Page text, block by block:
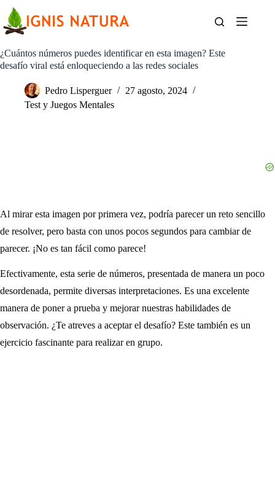
contenido
¿Cuántos números puedes identificar en esta imagen? Este
desafío viral está enloqueciendo a las redes sociales
Pedro Lisperguer
27 agosto, 2024
Test y Juegos Mentales
Al mirar esta imagen por primera vez, podría parecer un reto sencillo
de resolver, pero basta con unos pocos segundos para cambiar de
parecer. ¡No es tan fácil como parece!
Efectivamente, esta serie de números, presentada de manera un poco
desordenada, permite diversas interpretaciones. Es una excelente
manera de poner a prueba y mejorar nuestras habilidades de
observación. ¿Te atreves a aceptar el desafío? Este también es un
ejercicio fascinante para realizar en grupo.